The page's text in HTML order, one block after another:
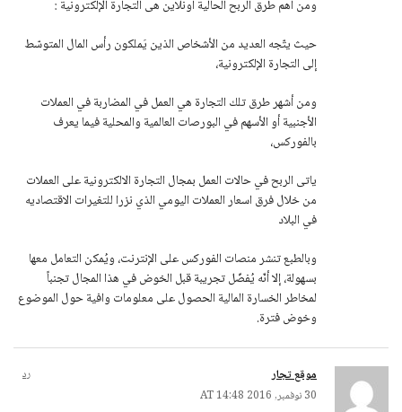
ومن اهم طرق الربح الحالية اونلاين هى التجارة الإلكترونية :
حيث يتّجه العديد من الأشخاص الذين يَملكون رأس المال المتوسّط
إلى التجارة الإلكترونية،
ومن أشهر طرق تلك التجارة هي العمل في المضاربة في العملات
الأجنبية أو الأسهم في البورصات العالمية والمحلية فيما يعرف
بالفوركس،
ياتى الربح في حالات العمل بمجال التجارة الالكترونية على العملات
من خلال فرق اسعار العملات اليومي الذي نزرا للتغيرات الاقتصاديه
في البلاد
وبالطبع تنشر منصات الفوركس على الإنترنت، ويُمكن التعامل معها
بسهولة، إلا أنّه يُفضّل تجريبة قبل الخوض في هذا المجال تجنباً
لمخاطر الخسارة المالية الحصول على معلومات وافية حول الموضوع
وخوض فترة.
موقع تجار
30 نوفمبر, 2016 AT 14:48
رد